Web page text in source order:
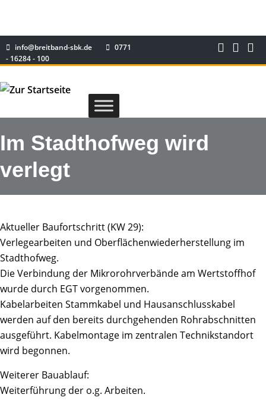
info@breitband-sbk.de
0771
- 16284 - 100
Im Stadthofweg wird
verlegt
Aktueller Baufortschritt (KW 29):
Verlegearbeiten und Oberflächenwiederherstellung im
Stadthofweg.
Die Verbindung der Mikrorohrverbände am Wertstoffhof
wurde durch EGT vorgenommen.
Kabelarbeiten Stammkabel und Hausanschlusskabel
werden auf den bereits durchgehenden Rohrabschnitten
ausgeführt. Kabelmontage im zentralen Technikstandort
wird begonnen.
Weiterer Bauablauf:
Weiterführung der o.g. Arbeiten.